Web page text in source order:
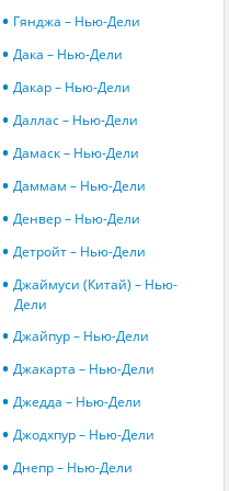
Гянджа – Нью-Дели
Дака – Нью-Дели
Дакар – Нью-Дели
Даллас – Нью-Дели
Дамаск – Нью-Дели
Даммам – Нью-Дели
Денвер – Нью-Дели
Детройт – Нью-Дели
Джаймуси (Китай) – Нью-
Дели
Джайпур – Нью-Дели
Джакарта – Нью-Дели
Джедда – Нью-Дели
Джодхпур – Нью-Дели
Днепр – Нью-Дели